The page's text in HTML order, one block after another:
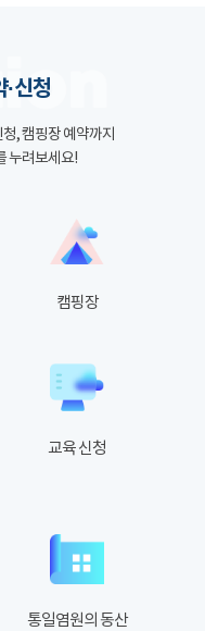
신청
, 캠핑장 예약까지
누려보세요!
캠핑장
교육 신청
통일염원의 동산